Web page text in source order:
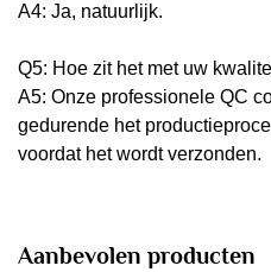
A4: Ja, natuurlijk.
Q5: Hoe zit het met uw
A5: Onze professionele QC
gedurende het
voordat het wordt verzonden.
Aanbevolen producten